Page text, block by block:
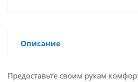
Описание
Предоставьте своим рукам